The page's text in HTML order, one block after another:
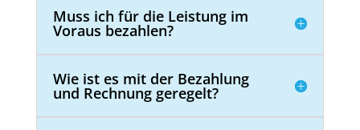
Muss ich für die Leistung im
Voraus bezahlen?
Wie ist es mit der Bezahlung
und Rechnung geregelt?